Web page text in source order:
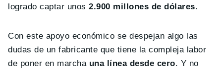
logrado captar unos2.900 millones de dólares.
Con este apoyo económico se despejan algo las
dudas de un fabricante que tiene la compleja labor
de poner en marchauna línea desde cero. Y no